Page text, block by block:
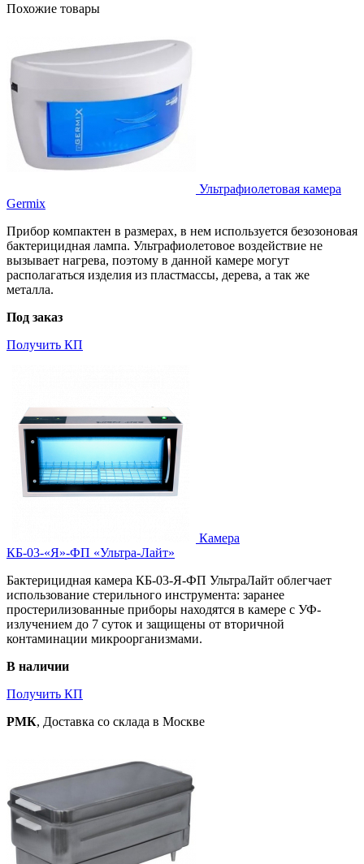
Похожие товары
Ультрафиолетовая камера
Germix
Прибор компактен в размерах, в нем используется безозоновая
бактерицидная лампа. Ультрафиолетовое воздействие не
вызывает нагрева, поэтому в данной камере могут
располагаться изделия из пластмассы, дерева, а так же
металла.
Под заказ
Получить КП
Камера
КБ-03-«Я»-ФП «Ультра-Лайт»
Бактерицидная камера КБ-03-Я-ФП УльтраЛайт облегчает
использование стерильного инструмента: заранее
простерилизованные приборы находятся в камере с УФ-
излучением до 7 суток и защищены от вторичной
контаминации микроорганизмами.
В наличии
Получить КП
РМК, Доставка со склада в Москве